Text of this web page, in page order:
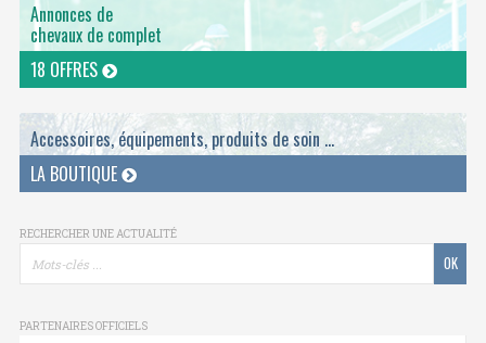
Annonces de
chevaux de complet
18 OFFRES
Accessoires, équipements, produits de soin ...
LA BOUTIQUE
RECHERCHER UNE ACTUALITÉ
PARTENAIRES OFFICIELS